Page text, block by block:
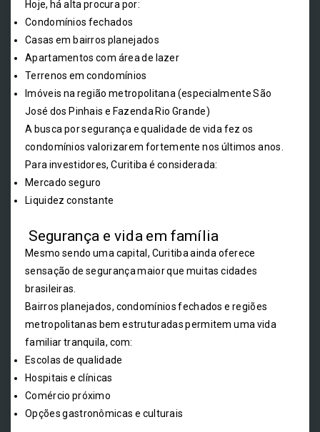
Hoje, há alta procura por:
Condomínios fechados
Casas em bairros planejados
Apartamentos com área de lazer
Terrenos em condomínios
Imóveis na região metropolitana (especialmente São
José dos Pinhais e Fazenda Rio Grande)
A busca por segurança e qualidade de vida fez os
condomínios valorizarem fortemente nos últimos anos.
Para investidores, Curitiba é considerada:
Mercado seguro
Liquidez constante
Segurança e vida em família
Mesmo sendo uma capital, Curitiba ainda oferece
sensação de segurança maior que muitas cidades
brasileiras.
Bairros planejados, condomínios fechados e regiões
metropolitanas bem estruturadas permitem uma vida
familiar tranquila, com:
Escolas de qualidade
Hospitais e clínicas
Comércio próximo
Opções gastronômicas e culturais